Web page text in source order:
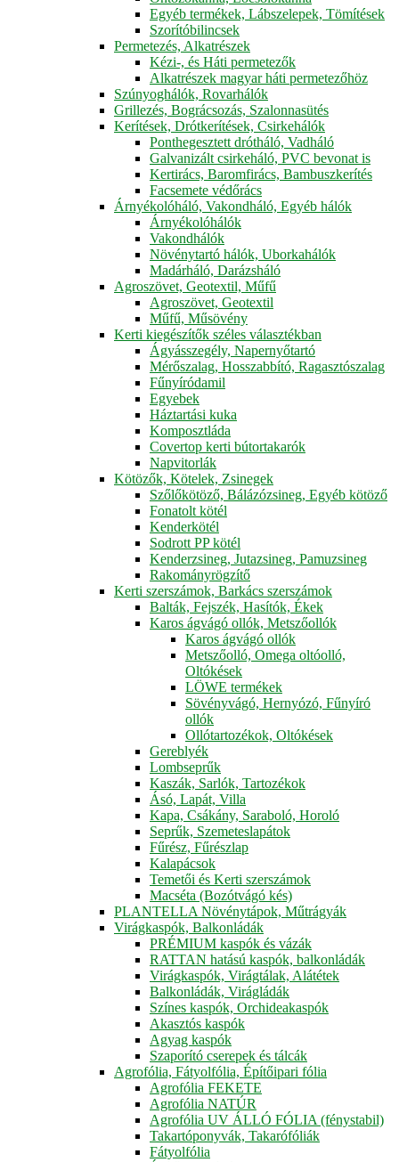
Egyéb termékek, Lábszelepek, Tömítések
Szorítóbilincsek
Permetezés, Alkatrészek
Kézi-, és Háti permetezők
Alkatrészek magyar háti permetezőhöz
Szúnyoghálók, Rovarhálók
Grillezés, Bográcsozás, Szalonnasütés
Kerítések, Drótkerítések, Csirkehálók
Ponthegesztett drótháló, Vadháló
Galvanizált csirkeháló, PVC bevonat is
Kertirács, Baromfirács, Bambuszkerítés
Facsemete védőrács
Árnyékolóháló, Vakondháló, Egyéb hálók
Árnyékolóhálók
Vakondhálók
Növénytartó hálók, Uborkahálók
Madárháló, Darázsháló
Agroszövet, Geotextil, Műfű
Agroszövet, Geotextil
Műfű, Műsövény
Kerti kiegészítők széles választékban
Ágyásszegély, Napernyőtartó
Mérőszalag, Hosszabbító, Ragasztószalag
Fűnyíródamil
Egyebek
Háztartási kuka
Komposztláda
Covertop kerti bútortakarók
Napvitorlák
Kötözők, Kötelek, Zsinegek
Szőlőkötöző, Bálázózsineg, Egyéb kötöző
Fonatolt kötél
Kenderkötél
Sodrott PP kötél
Kenderzsineg, Jutazsineg, Pamuzsineg
Rakományrögzítő
Kerti szerszámok, Barkács szerszámok
Balták, Fejszék, Hasítók, Ékek
Karos ágvágó ollók, Metszőollók
Karos ágvágó ollók
Metszőolló, Omega oltóolló,
Oltókések
LÖWE termékek
Sövényvágó, Hernyózó, Fűnyíró
ollók
Ollótartozékok, Oltókések
Gereblyék
Lombseprűk
Kaszák, Sarlók, Tartozékok
Ásó, Lapát, Villa
Kapa, Csákány, Saraboló, Horoló
Seprűk, Szemeteslapátok
Fűrész, Fűrészlap
Kalapácsok
Temetői és Kerti szerszámok
Macséta (Bozótvágó kés)
PLANTELLA Növénytápok, Műtrágyák
Virágkaspók, Balkonládák
PRÉMIUM kaspók és vázák
RATTAN hatású kaspók, balkonládák
Virágkaspók, Virágtálak, Alátétek
Balkonládák, Virágládák
Színes kaspók, Orchideakaspók
Akasztós kaspók
Agyag kaspók
Szaporító cserepek és tálcák
Agrofólia, Fátyolfólia, Építőipari fólia
Agrofólia FEKETE
Agrofólia NATÚR
Agrofólia UV ÁLLÓ FÓLIA (fénystabil)
Takartóponyvák, Takarófóliák
Fátyolfólia